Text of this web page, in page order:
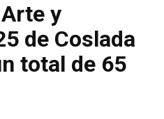
y
de Coslada
total de 65